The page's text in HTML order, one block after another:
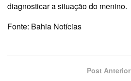
diagnosticar a situação do menino.
Fonte: Bahia Notícias
Post Anterior